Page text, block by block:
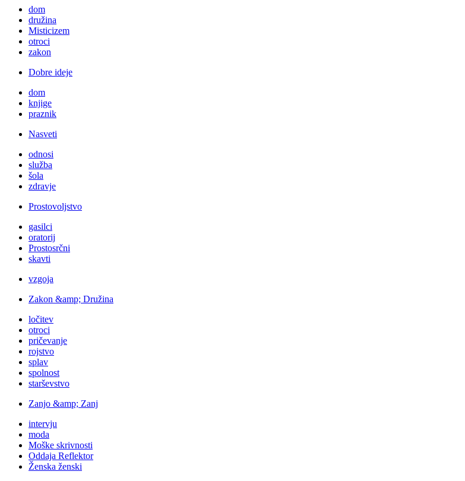
dom
družina
Misticizem
otroci
zakon
Dobre ideje
dom
knjige
praznik
Nasveti
odnosi
služba
šola
zdravje
Prostovoljstvo
gasilci
oratorij
Prostosrčni
skavti
vzgoja
Zakon &amp; Družina
ločitev
otroci
pričevanje
rojstvo
splav
spolnost
starševstvo
Zanjo &amp; Zanj
intervju
moda
Moške skrivnosti
Oddaja Reflektor
Ženska ženski